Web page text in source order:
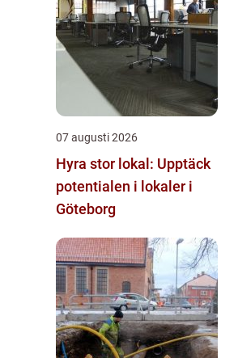
07 augusti 2026
Hyra stor lokal: Upptäck
potentialen i lokaler i
Göteborg